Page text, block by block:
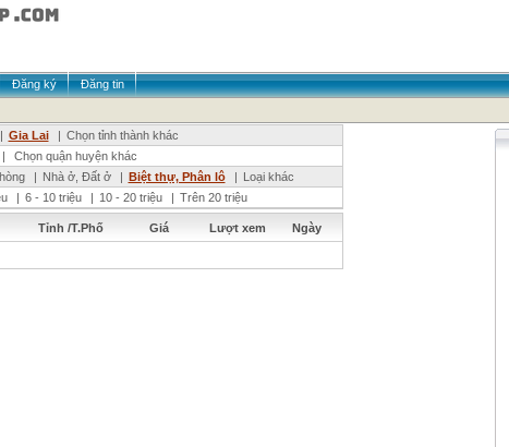
Đăng ký
Đăng tin
| Gia Lai | Chọn tỉnh thành khác
|
Chọn quận huyện khác
| Nhà ở, Đất ở | Biệt thự, Phân lô | Loại khác
| 6 - 10 triệu | 10 - 20 triệu | Trên 20 triệu
Tỉnh /T.Phố Giá Lượt xem Ngày